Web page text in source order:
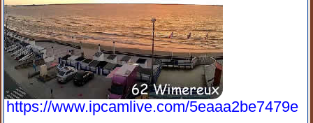
https://www.ipcamlive.com/5eaaa2be7479e